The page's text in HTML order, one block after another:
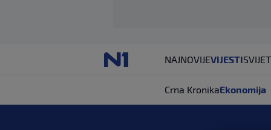
NAJNOVIJEVIJESTISVIJET
Crna KronikaEkonomija